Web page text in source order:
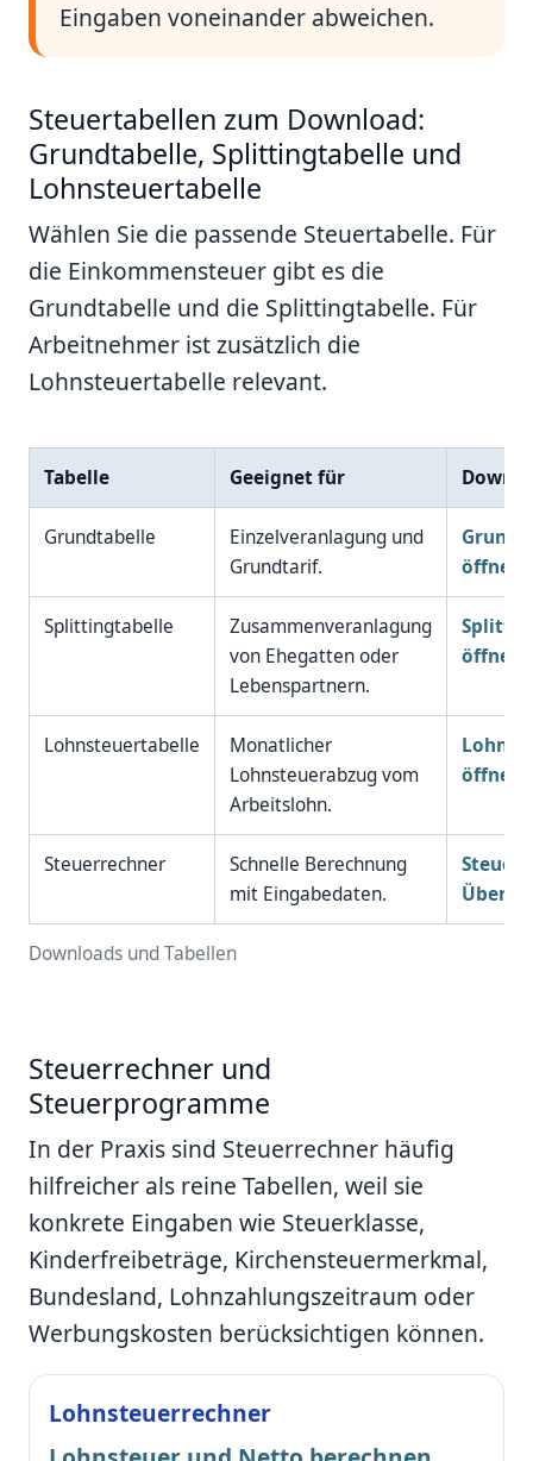
Eingaben voneinander abweichen.
Steuertabellen zum Download:
Grundtabelle, Splittingtabelle und
Lohnsteuertabelle
Wählen Sie die passende Steuertabelle. Für
die Einkommensteuer gibt es die
Grundtabelle und die Splittingtabelle. Für
Arbeitnehmer ist zusätzlich die
Lohnsteuertabelle relevant.
Downloads und Tabellen
Tabelle Geeignet für
Grundtabelle
Einzelveranlagung und
Grundtarif.
öffnen
Splittingtabelle
Zusammenveranlagung
von Ehegatten oder
Lebenspartnern.
öffnen
Lohnsteuertabelle
Monatlicher
Lohnsteuerabzug vom
Arbeitslohn.
öffnen
Steuerrechner
Schnelle Berechnung
mit Eingabedaten.
Steuerrechner und
Steuerprogramme
In der Praxis sind Steuerrechner häufig
hilfreicher als reine Tabellen, weil sie
konkrete Eingaben wie Steuerklasse,
Kinderfreibeträge, Kirchensteuermerkmal,
Bundesland, Lohnzahlungszeitraum oder
Werbungskosten berücksichtigen können.
Lohnsteuerrechner